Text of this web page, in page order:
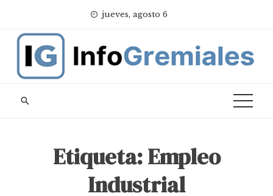
content
jueves, agosto 6
Etiqueta:Empleo
Industrial